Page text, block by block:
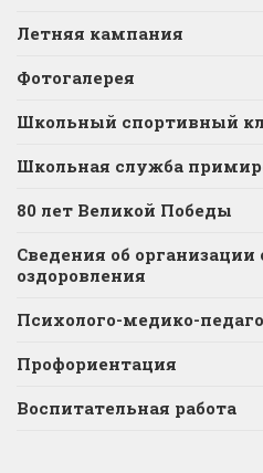
Летняя кампания
Фотогалерея
Школьный спортивный
Школьная служба
80 лет Великой Победы
Сведения об
оздоровления
Психолого-медико-
Профориентация
Воспитательная работа